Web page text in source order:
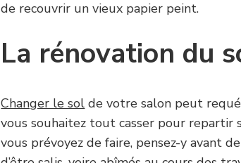
de recouvrir un vieux papier peint.
La rénovation du
Changer le sol de votre salon peut
vous souhaitez tout casser pour repartir
vous prévoyez de faire, pensez-y avant